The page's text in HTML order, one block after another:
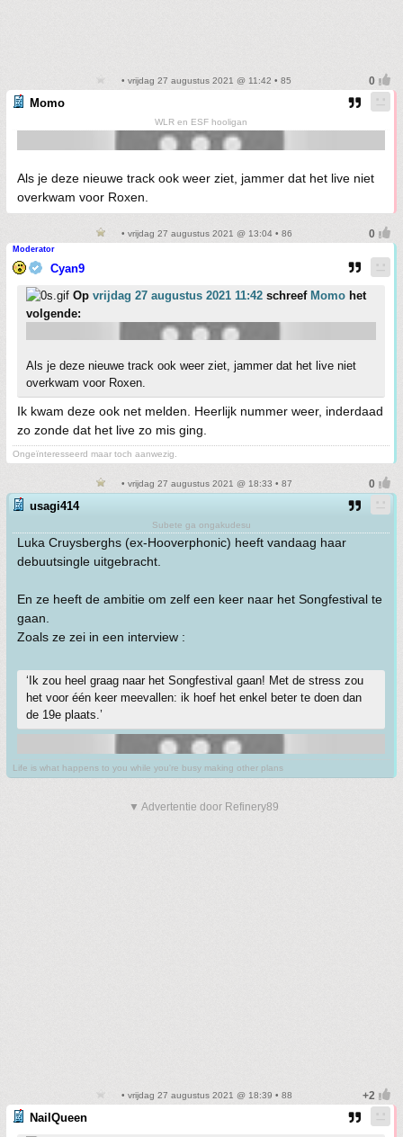
• vrijdag 27 augustus 2021 @ 11:42 • 85
Momo
WLR en ESF hooligan
Als je deze nieuwe track ook weer ziet, jammer dat het live niet
overkwam voor Roxen.
• vrijdag 27 augustus 2021 @ 13:04 • 86
Moderator
Cyan9
Op vrijdag 27 augustus 2021 11:42 schreef Momo het
volgende:
Als je deze nieuwe track ook weer ziet, jammer dat het live niet
overkwam voor Roxen.
Ik kwam deze ook net melden. Heerlijk nummer weer, inderdaad
zo zonde dat het live zo mis ging.
Ongeïnteresseerd maar toch aanwezig.
• vrijdag 27 augustus 2021 @ 18:33 • 87
usagi414
Subete ga ongakudesu
Luka Cruysberghs (ex-Hooverphonic) heeft vandaag haar
debuutsingle uitgebracht.
En ze heeft de ambitie om zelf een keer naar het Songfestival te
gaan.
Zoals ze zei in een interview :
‘Ik zou heel graag naar het Songfestival gaan! Met de stress zou
het voor één keer meevallen: ik hoef het enkel beter te doen dan
de 19e plaats.’
Life is what happens to you while you're busy making other plans
▼ Advertentie door Refinery89
• vrijdag 27 augustus 2021 @ 18:39 • 88
NailQueen